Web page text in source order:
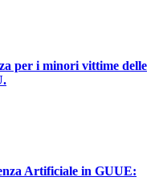
per i minori vittime delle
Artificiale in GUUE: